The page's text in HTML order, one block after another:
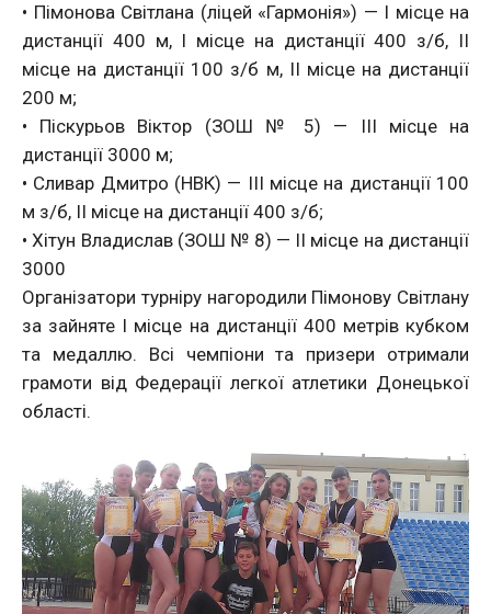
• Пімонова Світлана (ліцей «Гармонія») — I місце на
дистанції 400 м, I місце на дистанції 400 з/б, II
місце на дистанції 100 з/б м, II місце на дистанції
200 м;
• Піскурьов Віктор (ЗОШ № 5) — III місце на
дистанції 3000 м;
• Сливар Дмитро (НВК) — III місце на дистанції 100
м з/б, II місце на дистанції 400 з/б;
• Хітун Владислав (ЗОШ № 8) — II місце на дистанції
3000
Організатори турніру нагородили Пімонову Світлану
за зайняте I місце на дистанції 400 метрів кубком
та медаллю. Всі чемпіони та призери отримали
грамоти від Федерації легкої атлетики Донецької
області.